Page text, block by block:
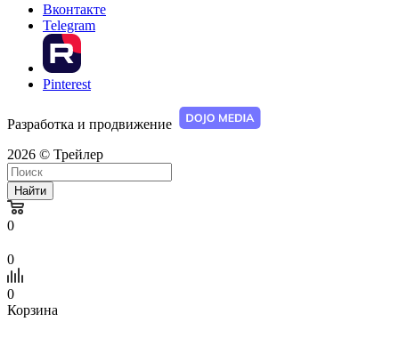
Вконтакте
Telegram
Pinterest
Разработка и продвижение
2026 © Трейлер
Найти
0
0
0
Корзина